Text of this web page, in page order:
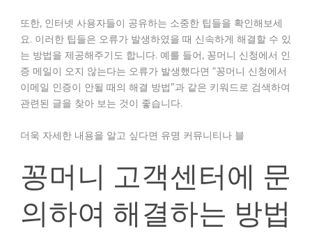
또한, 인터넷 사용자들이 공유하는 소중한 팁들을 확인해보세
요. 이러한 팁들은 오류가 발생하였을 때 신속하게 해결할 수 있
는 방법을 제공해주기도 합니다. 예를 들어, 꽁머니 신청에서 인
증 메일이 오지 않는다는 오류가 발생했다면 “꽁머니 신청에서
이메일 인증이 안될 때의 해결 방법”과 같은 키워드로 검색하여
관련된 글을 찾아 보는 것이 좋습니다.
더욱 자세한 내용을 알고 싶다면 유명 커뮤니티나 블
꽁머니 고객센터에 문
의하여 해결하는 방법